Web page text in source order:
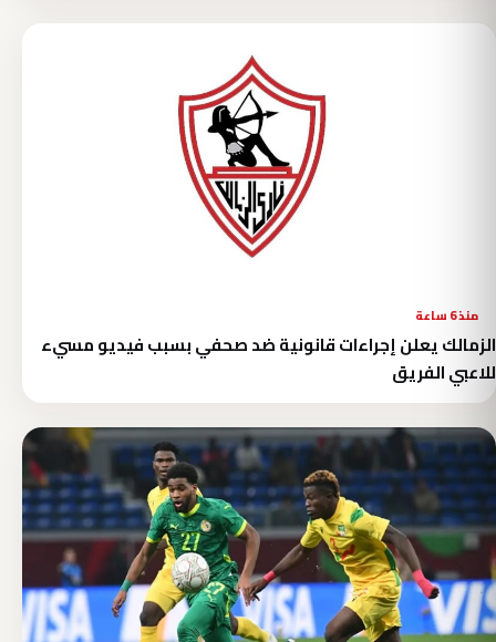
منذ 6 ساعة
الزمالك يعلن إجراءات قانونية ضد صحفي بسبب فيديو مسيء
للاعبي الفريق